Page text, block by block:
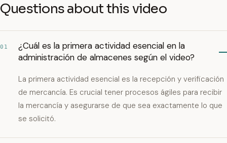
Questions about this video
01
¿Cuál es la primera actividad esencial en la
administración de almacenes según el video?
La primera actividad esencial es la recepción y verificación
de mercancía. Es crucial tener procesos ágiles para recibir
la mercancía y asegurarse de que sea exactamente lo que
se solicitó.